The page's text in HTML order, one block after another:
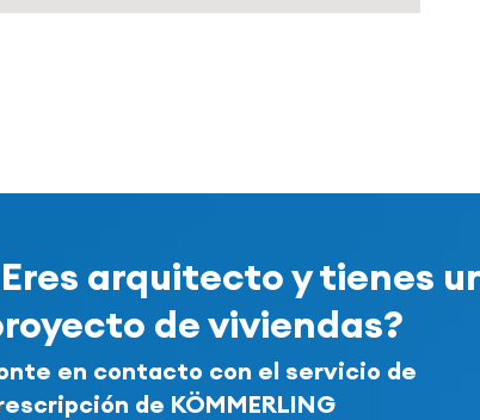
arquitecto y tienes
de viviendas?
en contacto con el servicio de
de KÖMMERLING